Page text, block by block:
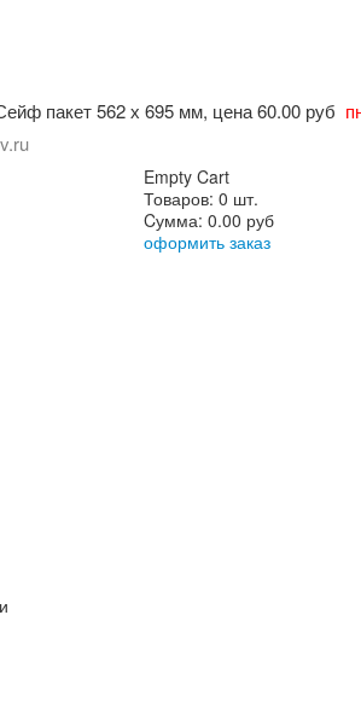
Empty Cart
Товаров: 0 шт.
Cумма: 0.00 руб
оформить заказ